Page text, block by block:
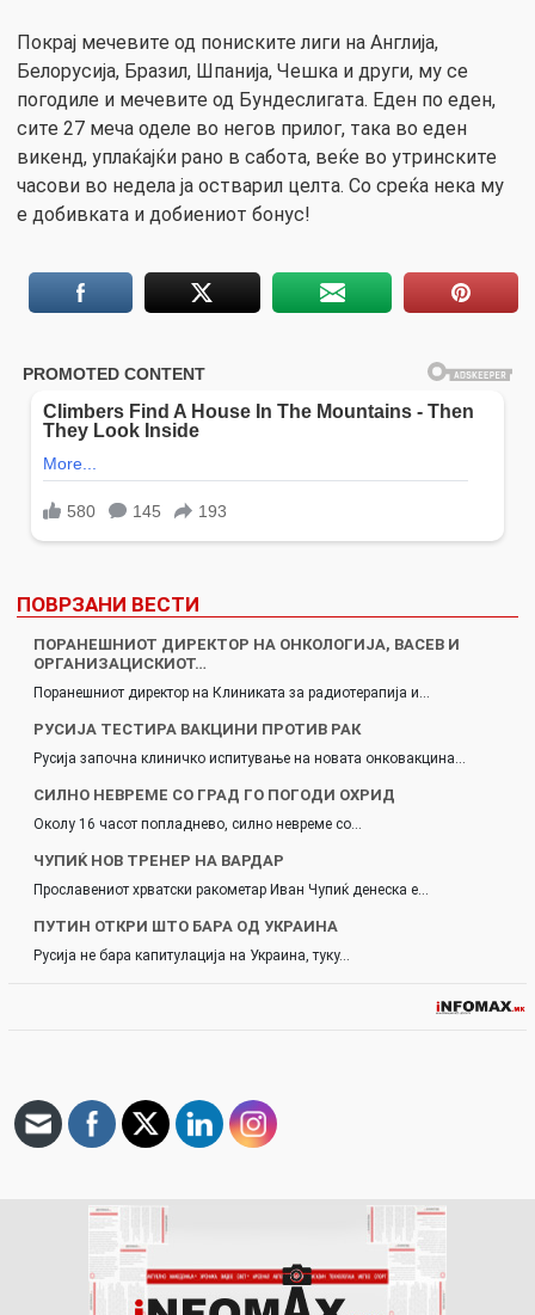
Покрај мечевите од пониските лиги на Англија,
Белорусија, Бразил, Шпанија, Чешка и други, му се
погодиле и мечевите од Бундеслигата. Еден по еден,
сите 27 меча оделе во негов прилог, така во еден
викенд, уплаќајќи рано в сабота, веќе во утринските
часови во недела ја остварил целта. Со среќа нека му
е добивката и добиениот бонус!
ПОВРЗАНИ ВЕСТИ
ПОРАНЕШНИОТ ДИРЕКТОР НА OНКОЛОГИЈА, ВАСЕВ И
ОРГАНИЗАЦИСКИОТ…
Поранешниот директор на Клиниката за радиотерапија и…
РУСИЈА ТЕСТИРА ВАКЦИНИ ПРОТИВ РАК
Русија започна клиничко испитување на новата онковакцина…
СИЛНО НЕВРЕМЕ СО ГРАД ГО ПОГОДИ ОХРИД
Околу 16 часот попладнево, силно невреме со…
ЧУПИЌ НОВ ТРЕНЕР НА ВАРДАР
Прославениот хрватски ракометар Иван Чупиќ денеска е…
ПУТИН ОТКРИ ШТО БАРА ОД УКРАИНА
Русија не бара капитулација на Украина, туку…